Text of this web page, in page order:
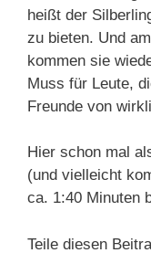
heißt der
zu bieten. Und am
kommen sie
Muss für Leute,
Freunde von
Hier schon mal
(und vielleicht
ca. 1:40 Minuten
Teile diesen